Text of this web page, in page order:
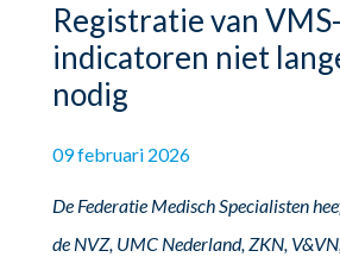
Registratie van VMS-
indicatoren niet
nodig
09 februari 2026
De Federatie Medisch Specialisten
de NVZ, UMC Nederland, ZKN,